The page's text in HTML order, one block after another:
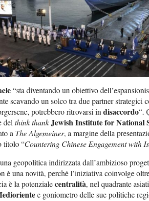
“sta diventando un obiettivo
scavando un solco tra due partner strategici
potrebbero ritrovarsi indisaccordo“.
delthink thankJewish Institute for National
a The Algemeiner, a margine della
titolo “Countering Chinese Engagement with
geopolitica indirizzata dall’ambizioso
è una novità, perché l’iniziativa coinvolge
è la potenzialecentralità, nel quadrante
e goniometro delle sue politiche